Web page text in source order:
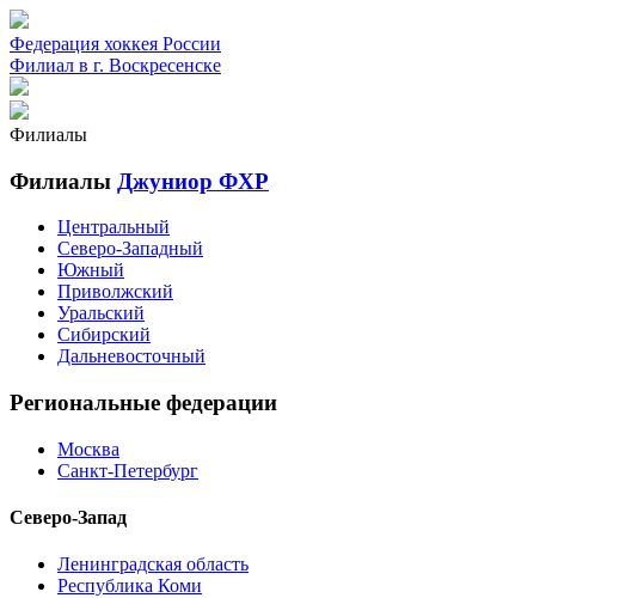
Федерация хоккея России
Филиал в г. Воскресенске
Филиалы
Филиалы Джуниор ФХР
Центральный
Северо-Западный
Южный
Приволжский
Уральский
Сибирский
Дальневосточный
Региональные федерации
Москва
Санкт-Петербург
Северо-Запад
Ленинградская область
Республика Коми